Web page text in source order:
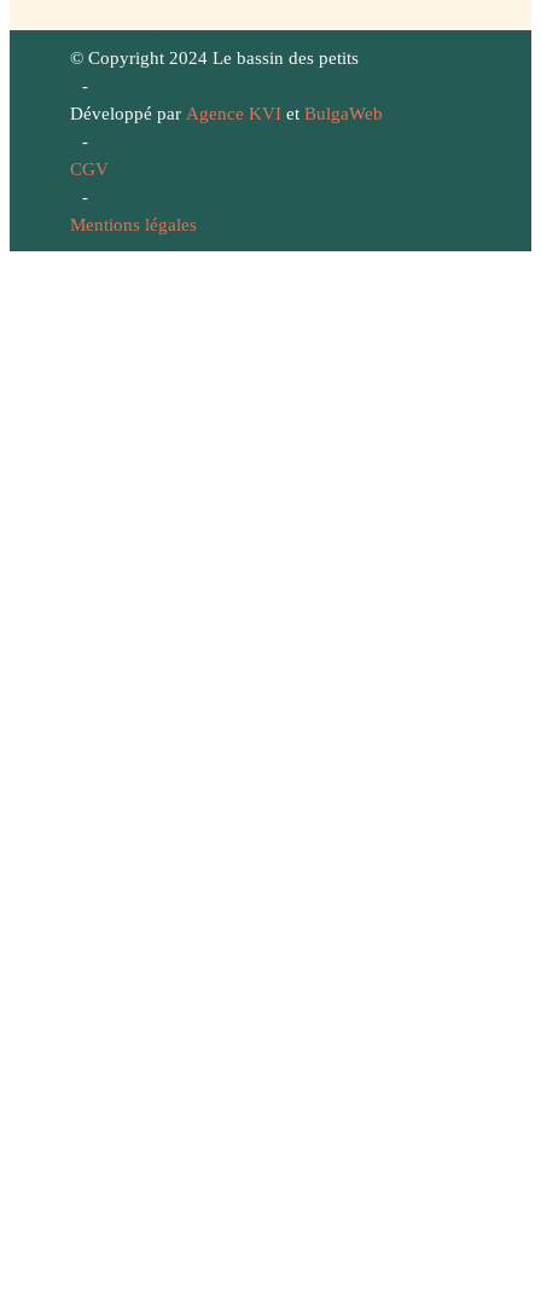
© Copyright 2024 Le bassin des petits
-
Développé par Agence KVIet BulgaWeb
-
CGV
-
Mentions légales